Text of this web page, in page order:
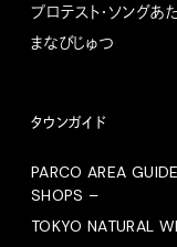
プロテスト・ソングあ
まなびじゅつ
タウンガイド
PARCO AREA
SHOPS –
TOKYO NATURAL